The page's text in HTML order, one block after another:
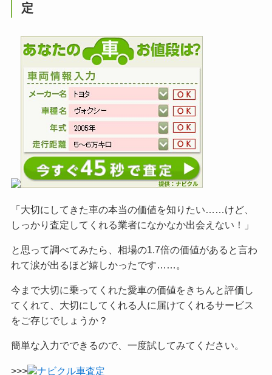
定
「大切にしてきた車の本当の価値を知りたい……けど、
しっかり査定してくれる業者になかなか出会えない！」
と思って調べてみたら、相場の1.7倍の価値があると言わ
れて涙が出るほど嬉しかったです……。
今まで大切に乗ってくれた愛車の価値をきちんと評価し
てくれて、大切にしてくれる人に届けてくれるサービス
をご存じでしょうか？
簡単な入力でできるので、一度試してみてください。
>>> ナビクル車査定